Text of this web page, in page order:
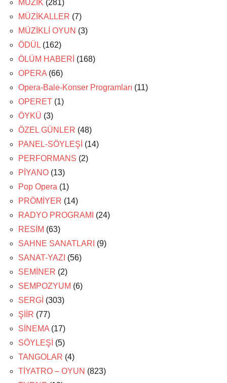
MÜZİK (281)
MÜZİKALLER (7)
MÜZİKLİ OYUN (3)
ÖDÜL (162)
ÖLÜM HABERİ (168)
OPERA (66)
Opera-Bale-Konser Programları (11)
OPERET (1)
ÖYKÜ (3)
ÖZEL GÜNLER (48)
PANEL-SÖYLEŞİ (14)
PERFORMANS (2)
PİYANO (13)
Pop Opera (1)
PRÖMİYER (14)
RADYO PROGRAMI
(24)
RESİM (63)
SAHNE SANATLARI (9)
SANAT-YAZI (56)
SEMİNER (2)
SEMPOZYUM (6)
SERGİ (303)
ŞİİR (77)
SİNEMA (17)
SÖYLEŞİ (5)
TANGOLAR (4)
TİYATRO – OYUN (823)